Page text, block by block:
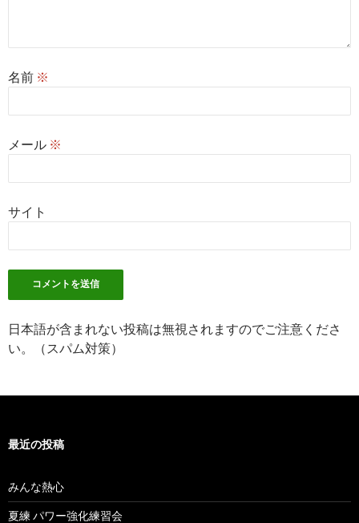
名前 ※
メール ※
サイト
日本語が含まれない投稿は無視されますのでご注意くださ
い。（スパム対策）
最近の投稿
みんな熱心
夏練 パワー強化練習会